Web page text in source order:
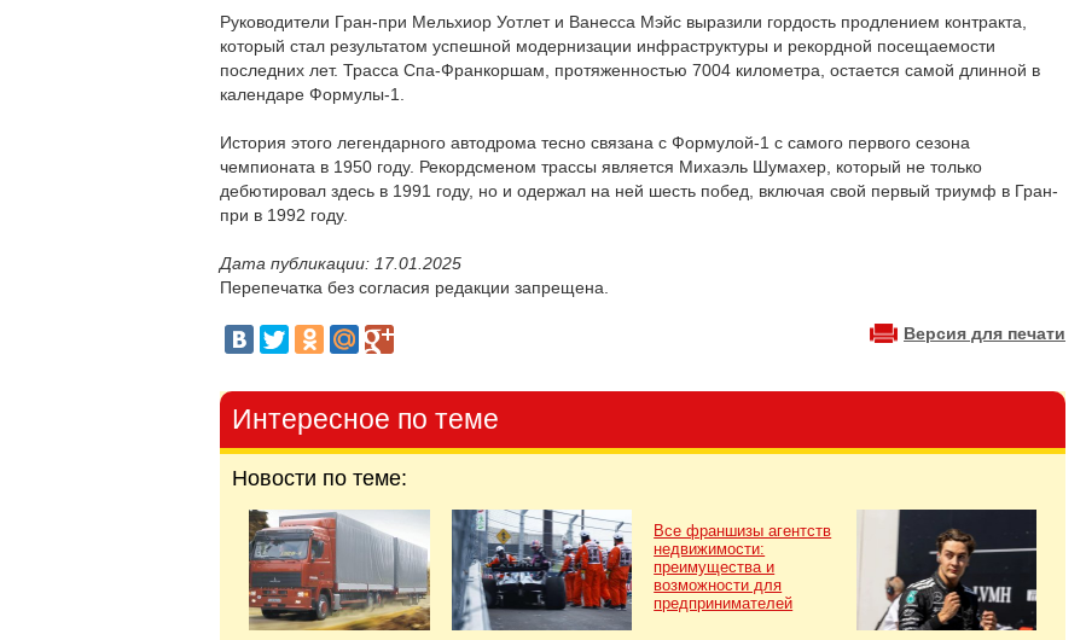
Руководители Гран-при Мельхиор Уотлет и Ванесса Мэйс выразили гордость продлением контракта,
который стал результатом успешной модернизации инфраструктуры и рекордной посещаемости
последних лет. Трасса Спа-Франкоршам, протяженностью 7004 километра, остается самой длинной в
календаре Формулы-1.
История этого легендарного автодрома тесно связана с Формулой-1 с самого первого сезона
чемпионата в 1950 году. Рекордсменом трассы является Михаэль Шумахер, который не только
дебютировал здесь в 1991 году, но и одержал на ней шесть побед, включая свой первый триумф в Гран-
при в 1992 году.
Дата публикации: 17.01.2025
Перепечатка без согласия редакции запрещена.
Версия для печати
Интересное по теме
Новости по теме:
Все франшизы агентств
недвижимости:
преимущества и
возможности для
предпринимателей